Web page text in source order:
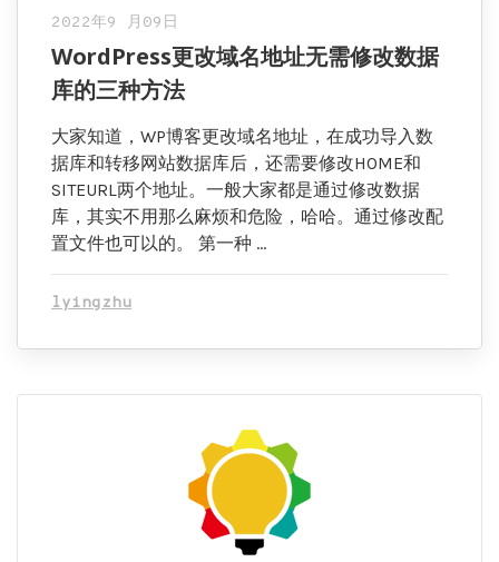
2022年9 月09日
WordPress更改域名地址无需修改数据
库的三种方法
大家知道，WP博客更改域名地址，在成功导入数
据库和转移网站数据库后，还需要修改HOME和
SITEURL两个地址。一般大家都是通过修改数据
库，其实不用那么麻烦和危险，哈哈。通过修改配
置文件也可以的。 第一种 …
lyingzhu